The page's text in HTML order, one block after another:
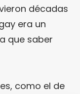
décadas
era un
que saber
como el de